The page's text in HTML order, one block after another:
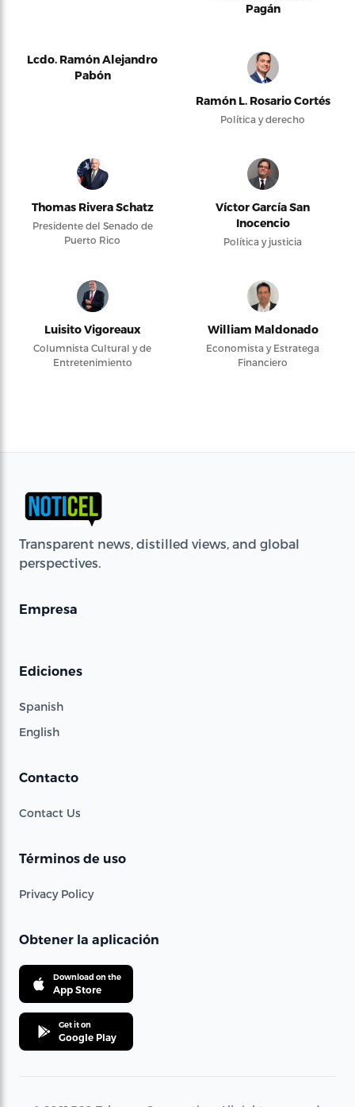
Pagán
Lcdo. Ramón Alejandro
Pabón
Ramón L. Rosario Cortés
Política y derecho
Thomas Rivera Schatz
Presidente del Senado de
Puerto Rico
Víctor García San
Inocencio
Política y justicia
Luisito Vigoreaux
Columnista Cultural y de
Entretenimiento
William Maldonado
Economista y Estratega
Financiero
Transparent news, distilled views, and global
perspectives.
Empresa
Ediciones
Spanish
English
Contacto
Contact Us
Términos de uso
Privacy Policy
Obtener la aplicación
Download on the
App Store
Get it on
Google Play